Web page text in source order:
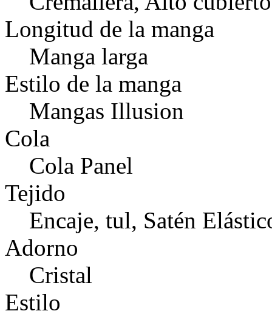
Longitud de la manga
Manga larga
Estilo de la manga
Mangas Illusion
Cola
Cola Panel
Tejido
Encaje, tul, Satén
Adorno
Cristal
Estilo